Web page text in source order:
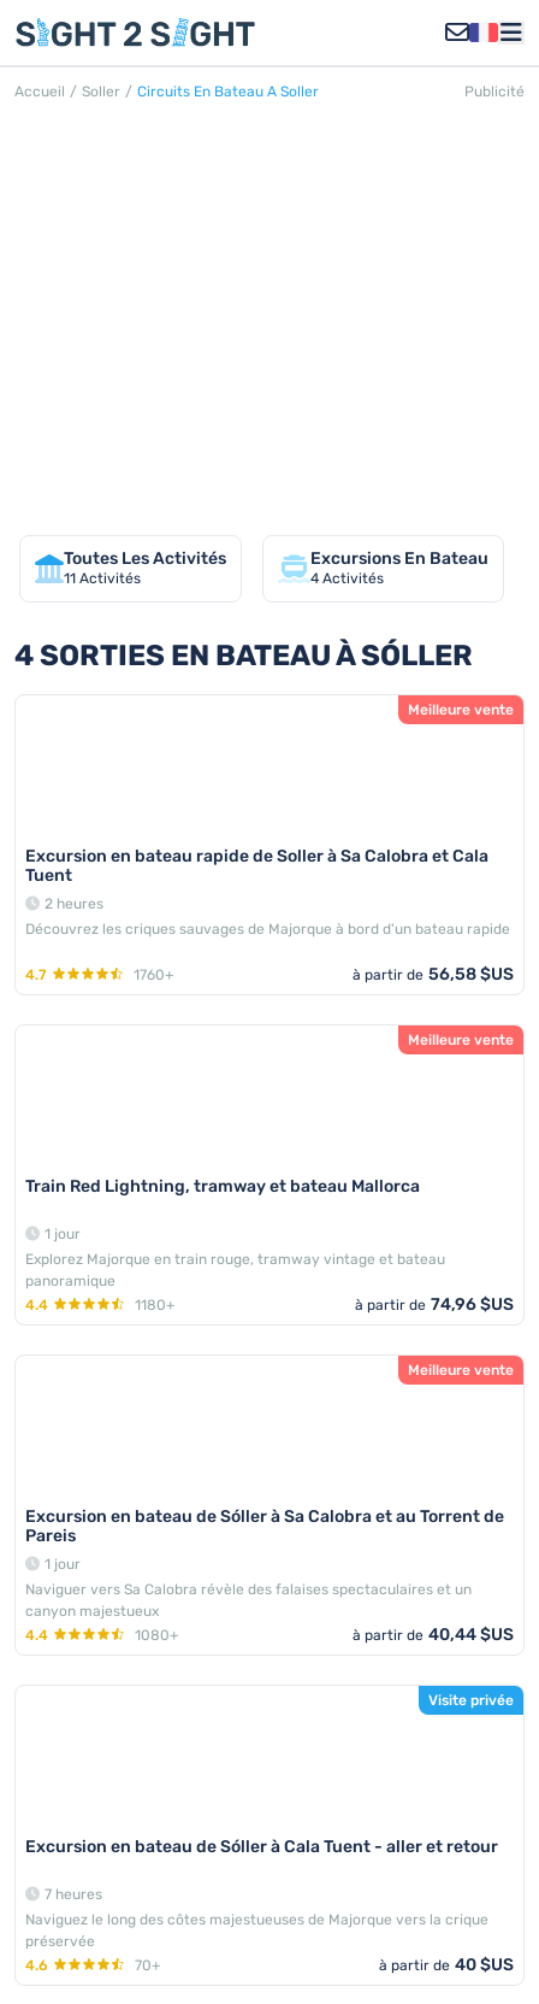
Accueil / Soller / Circuits En Bateau A Soller Publicité
Toutes Les Activités
11 Activités
Excursions En Bateau
4 Activités
4 SORTIES EN BATEAU À SÓLLER
Meilleure vente
Excursion en bateau rapide de Soller à Sa Calobra et Cala
Tuent
2 heures
Découvrez les criques sauvages de Majorque à bord d'un bateau rapide
4.7 1760+ à partir de 56,58 $US
Meilleure vente
Train Red Lightning, tramway et bateau Mallorca
1 jour
Explorez Majorque en train rouge, tramway vintage et bateau
panoramique
4.4
1180+ à partir de 74,96 $US
Meilleure vente
Excursion en bateau de Sóller à Sa Calobra et au Torrent de
Pareis
1 jour
Naviguer vers Sa Calobra révèle des falaises spectaculaires et un
canyon majestueux
4.4
1080+ à partir de 40,44 $US
Visite privée
Excursion en bateau de Sóller à Cala Tuent - aller et retour
7 heures
Naviguez le long des côtes majestueuses de Majorque vers la crique
préservée
4.6
70+ à partir de 40 $US